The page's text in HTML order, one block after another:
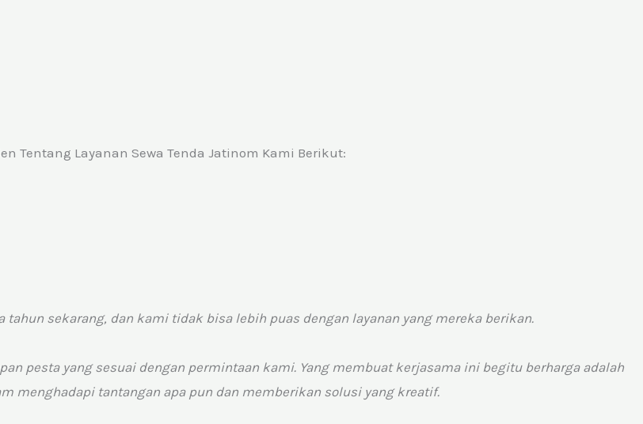
Tentang Layanan Sewa Tenda Jatinom Kami Berikut:
sekarang, dan kami tidak bisa lebih puas dengan layanan yang mereka berikan.
pesta yang sesuai dengan permintaan kami. Yang membuat kerjasama ini begitu berharga adalah
menghadapi tantangan apa pun dan memberikan solusi yang kreatif.